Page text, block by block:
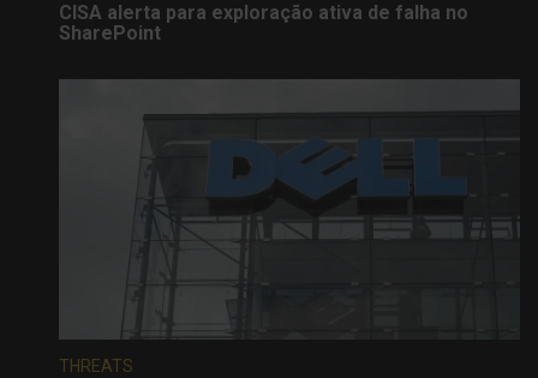
CISA alerta para exploração ativa de falha no
SharePoint
THREATS